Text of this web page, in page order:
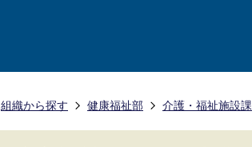
組織から探す 健康福祉部 介護・福祉施設課